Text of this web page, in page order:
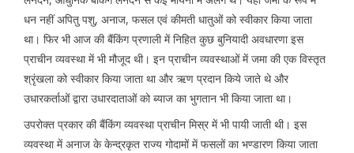
धन नहीं अपितु पशु, अनाज, फसल एवं कीमती धातुओं को स्वीकार किया जाता
था। फिर भी आज की बैंकिंग प्रणाली में निहित कुछ बुनियादी अवधारणा इस
प्राचीन व्यवस्था में भी मौजूद थी। इन प्राचीन व्यवस्थाओं में जमा की एक विस्तृत
श्रृंखला को स्वीकार किया जाता था और ऋण प्रदान किये जाते थे और
उधारकर्ताओं द्वारा उधारदाताओं को ब्याज का भुगतान भी किया जाता था।
उपरोक्त प्रकार की बैंकिंग व्यवस्था प्राचीन मिस्र में भी पायी जाती थी। इस
व्यवस्था में अनाज के केन्द्रकृत राज्य गोदामों में फसलों का भण्डारण किया जाता